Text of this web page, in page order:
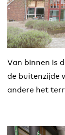
Van binnen is
de buitenzijde
andere het